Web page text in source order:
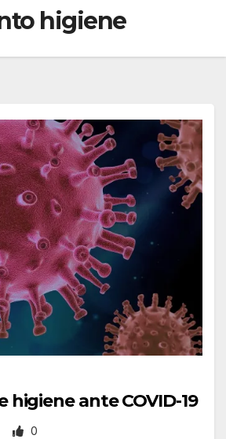
higiene
OPS: Salud e higiene ante COVID-19
0